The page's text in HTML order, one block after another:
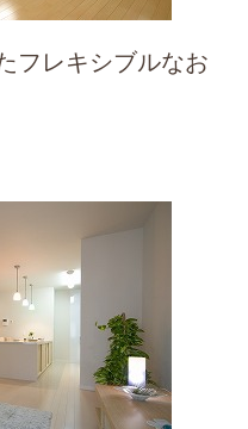
フレキシブルなお